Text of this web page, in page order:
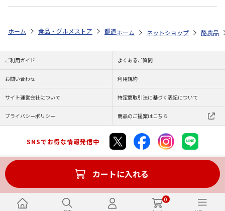
0
カートに入れる
ホーム 食品・グルメストア 都道府県から探す 兵庫県 ムッシュ
ホーム ネットショップ 酪農品
ご利用ガイド よくあるご質問
お問い合わせ 利用規約
サイト運営会社について 特定商取引法に基づく表記について
プライバシーポリシー 商品のご提案はこちら
SNSでお得な情報発信中
Copyright (C) JAPAN POST Co.,Ltd. All Rights Reserved.